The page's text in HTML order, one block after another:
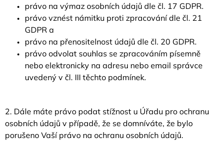
právo na výmaz osobních údajů dle čl. 17 GDPR.
právo vznést námitku proti zpracování dle čl. 21
GDPR a
právo na přenositelnost údajů dle čl. 20 GDPR.
právo odvolat souhlas se zpracováním písemně
nebo elektronicky na adresu nebo email správce
uvedený v čl. III těchto podmínek.
2. Dále máte právo podat stížnost u Úřadu pro ochranu
osobních údajů v případě, že se domníváte, že bylo
porušeno Vaší právo na ochranu osobních údajů.